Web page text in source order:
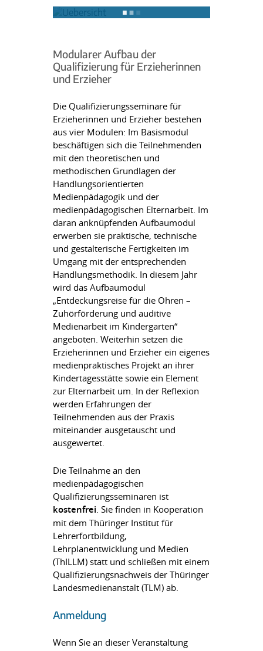
Modularer Aufbau der
Qualifizierung für Erzieherinnen
und Erzieher
Die Qualifizierungsseminare für
Erzieherinnen und Erzieher bestehen
aus vier Modulen: Im Basismodul
beschäftigen sich die Teilnehmenden
mit den theoretischen und
methodischen Grundlagen der
Handlungsorientierten
Medienpädagogik und der
medienpädagogischen Elternarbeit. Im
daran anknüpfenden Aufbaumodul
erwerben sie praktische, technische
und gestalterische Fertigkeiten im
Umgang mit der entsprechenden
Handlungsmethodik. In diesem Jahr
wird das Aufbaumodul
„Entdeckungsreise für die Ohren –
Zuhörförderung und auditive
Medienarbeit im Kindergarten“
angeboten. Weiterhin setzen die
Erzieherinnen und Erzieher ein eigenes
medienpraktisches Projekt an ihrer
Kindertagesstätte sowie ein Element
zur Elternarbeit um. In der Reflexion
werden Erfahrungen der
Teilnehmenden aus der Praxis
miteinander ausgetauscht und
ausgewertet.
Die Teilnahme an den
medienpädagogischen
Qualifizierungsseminaren ist
kostenfrei. Sie finden in Kooperation
mit dem Thüringer Institut für
Lehrerfortbildung,
Lehrplanentwicklung und Medien
(ThILLM) statt und schließen mit einem
Qualifizierungsnachweis der Thüringer
Landesmedienanstalt (TLM) ab.
Anmeldung
Wenn Sie an dieser Veranstaltung